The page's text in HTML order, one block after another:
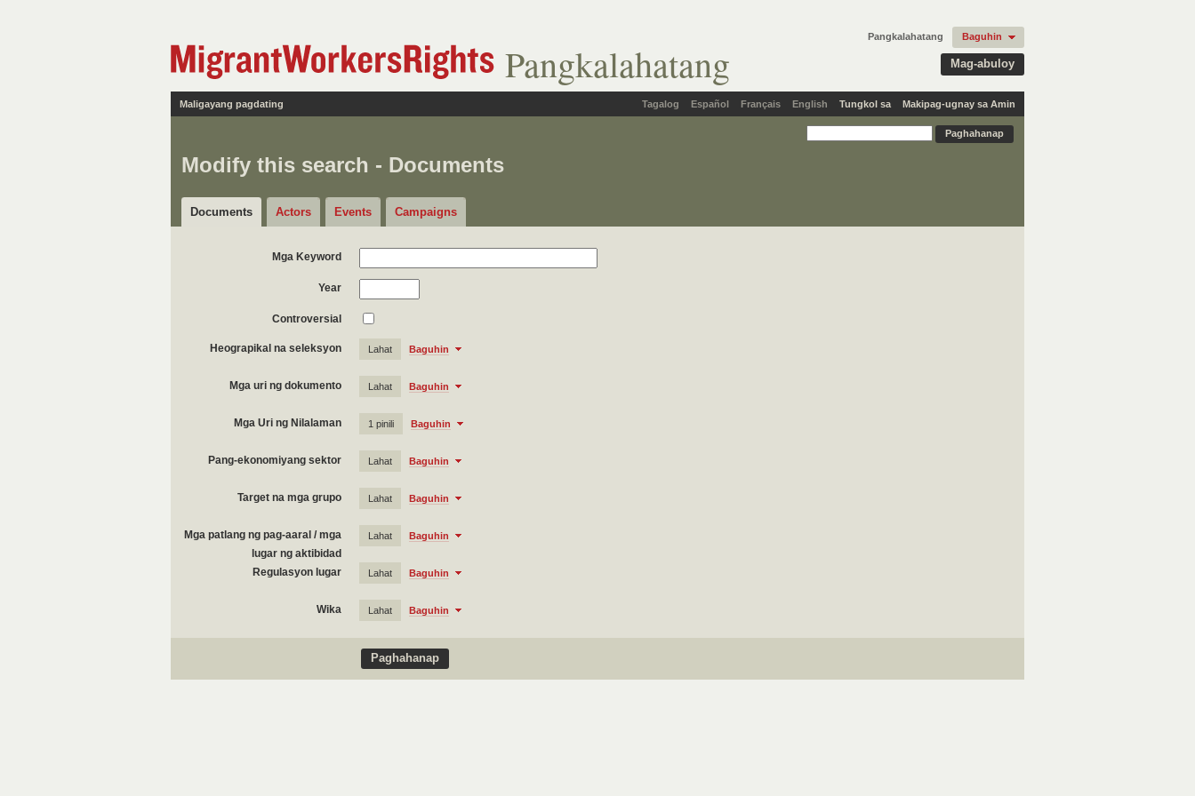
Pangkalahatang Mag-abuloy
Pangkalahatang Baguhin
Tagalog Español Français English
Maligayang pagdating Tungkol sa Makipag-ugnay sa Amin
Modify this search - Documents
Documents Actors Events Campaigns
Mga Keyword
Year
Controversial
Heograpikal na seleksyon Lahat Baguhin
Mga uri ng dokumento Lahat Baguhin
Mga Uri ng Nilalaman 1 pinili Baguhin
Pang-ekonomiyang sektor Lahat Baguhin
Target na mga grupo Lahat Baguhin
Mga patlang ng pag-aaral / mga
lugar ng aktibidad
Lahat Baguhin
Regulasyon lugar Lahat Baguhin
Wika Lahat Baguhin